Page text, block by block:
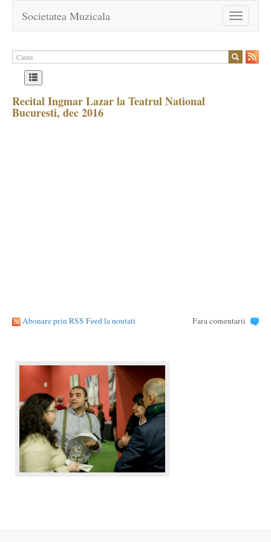
Toggle
navigation
Societatea Muzicala
Recital Ingmar Lazar la Teatrul National
Bucuresti, dec 2016
Abonare prin RSS Feed la noutati Fara comentarii